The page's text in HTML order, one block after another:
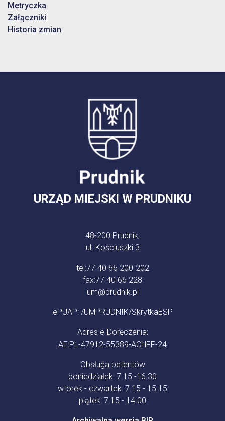
Metryczka
Załączniki
Historia zmian
URZĄD MIEJSKI W PRUDNIKU
48-200 Prudnik,
ul. Kościuszki 3
tel:77 40 66 200-202
fax:77 40 66 228
um@prudnik.pl
ePUAP: /UMPRUDNIK/SkrytkaESP
Adres e-Doręczenia:
AE:PL-47912-55389-ACHFF-24
Obsługa petentów
poniedziałek: 7.15 -16.30
wtorek - czwartek: 7.15 - 15.15
piątek: 7.15 - 14.00